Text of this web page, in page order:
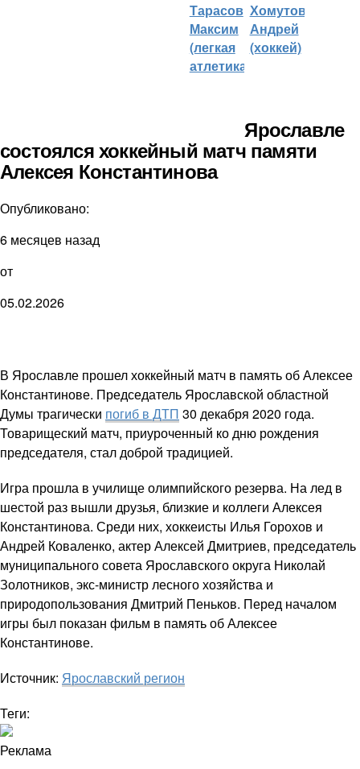
Тарасов
Максим
(легкая
атлетика)
Хомутов
Андрей
(хоккей)
Ярославле
состоялся хоккейный матч памяти
Алексея Константинова
Опубликовано:
6 месяцев назад
от
05.02.2026
В Ярославле прошел хоккейный матч в память об Алексее
Константинове. Председатель Ярославской областной
Думы трагически погиб в ДТП 30 декабря 2020 года.
Товарищеский матч, приуроченный ко дню рождения
председателя, стал доброй традицией.
Игра прошла в училище олимпийского резерва. На лед в
шестой раз вышли друзья, близкие и коллеги Алексея
Константинова. Среди них, хоккеисты Илья Горохов и
Андрей Коваленко, актер Алексей Дмитриев, председатель
муниципального совета Ярославского округа Николай
Золотников, экс-министр лесного хозяйства и
природопользования Дмитрий Пеньков. Перед началом
игры был показан фильм в память об Алексее
Константинове.
Источник: Ярославский регион
Теги:
Реклама